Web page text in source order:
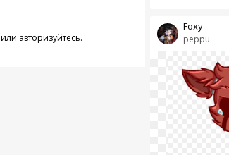
или авторизуйтесь. peppu
Foxy